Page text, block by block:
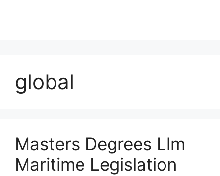
global
Masters Degrees Llm
Maritime Legislation